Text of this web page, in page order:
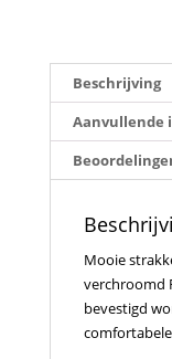
Beschrijving
Aanvullende
Mooie
verchroomd
bevestigd